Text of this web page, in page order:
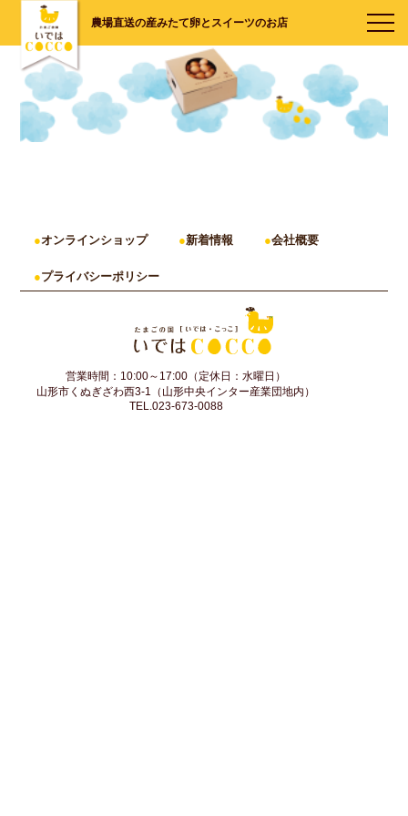
農場直送の産みたて卵とスイーツのお店
オンラインショップ 新着情報 会社概要
プライバシーポリシー
営業時間：10:00～17:00（定休日：水曜日）
山形市くぬぎざわ西3-1（山形中央インター産業団地内）
TEL.023-673-0088